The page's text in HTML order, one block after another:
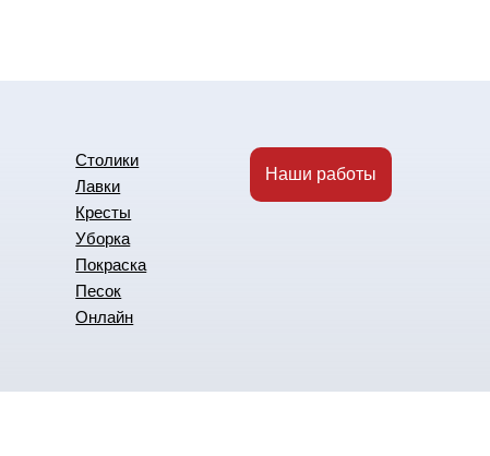
Столики
Лавки
Кресты
Уборка
Покраска
Песок
Онлайн
Наши работы